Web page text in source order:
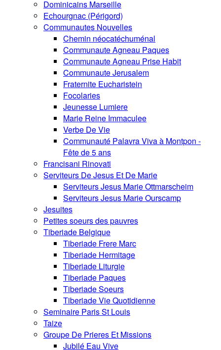
Dominicains Marseille
Echourgnac (Périgord)
Communautes Nouvelles
Chemin néocatéchuménal
Communaute Agneau Paques
Communaute Agneau Prise Habit
Communaute Jerusalem
Fraternite Eucharistein
Focolaries
Jeunesse Lumiere
Marie Reine Immaculee
Verbe De Vie
Communauté Palavra Viva à Montpon -
Fête de 5 ans
Francisani Rinovati
Serviteurs De Jesus Et De Marie
Serviteurs Jesus Marie Ottmarscheim
Serviteurs Jesus Marie Ourscamp
Jesuites
Petites soeurs des pauvres
Tiberiade Belgique
Tiberiade Frere Marc
Tiberiade Hermitage
Tiberiade Liturgie
Tiberiade Paques
Tiberiade Soeurs
Tiberiade Vie Quotidienne
Seminaire Paris St Louis
Taize
Groupe De Prieres Et Missions
Jubilé Eau Vive